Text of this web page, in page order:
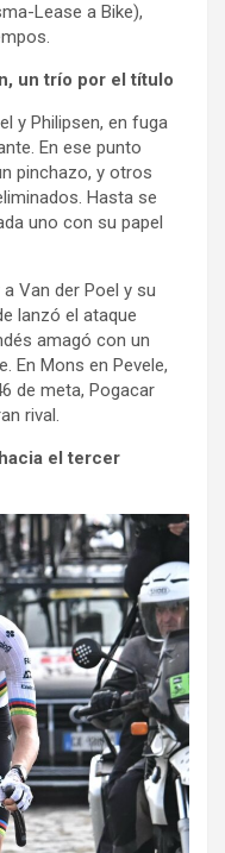
Lease a Bike),
un trío por el título
y Philipsen, en fuga
En ese punto
pinchazo, y otros
Hasta se
uno con su papel
Van der Poel y su
lanzó el ataque
amagó con un
En Mons en Pevele,
de meta, Pogacar
rival.
el tercer